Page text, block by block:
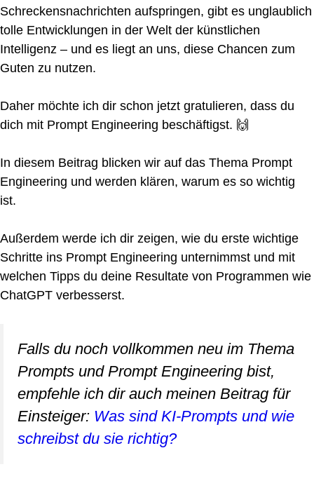
Schreckensnachrichten aufspringen, gibt es unglaublich
tolle Entwicklungen in der Welt der künstlichen
Intelligenz – und es liegt an uns, diese Chancen zum
Guten zu nutzen.
Daher möchte ich dir schon jetzt gratulieren, dass du
dich mit Prompt Engineering beschäftigst. 🙌
In diesem Beitrag blicken wir auf das Thema Prompt
Engineering und werden klären, warum es so wichtig
ist.
Außerdem werde ich dir zeigen, wie du erste wichtige
Schritte ins Prompt Engineering unternimmst und mit
welchen Tipps du deine Resultate von Programmen wie
ChatGPT verbesserst.
Falls du noch vollkommen neu im Thema
Prompts und Prompt Engineering bist,
empfehle ich dir auch meinen Beitrag für
Einsteiger: Was sind KI-Prompts und wie
schreibst du sie richtig?